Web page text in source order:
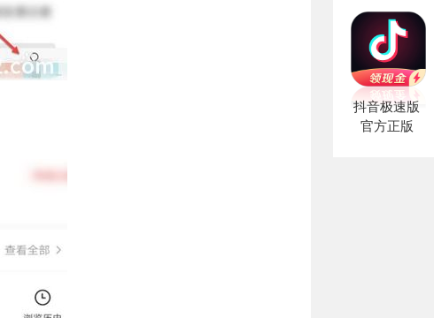
抖音极速版
官方正版